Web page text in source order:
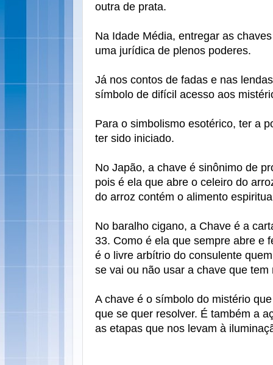
outra de prata.
Na Idade Média, entregar as
uma jurídica de plenos poderes.
Já nos contos de fadas e nas
símbolo de difícil acesso aos
Para o simbolismo esotérico, ter a
ter sido iniciado.
No Japão, a chave é sinônimo de
pois é ela que abre o celeiro do
do arroz contém o alimento
No baralho cigano, a Chave é a
33. Como é ela que sempre abre e
é o livre arbítrio do consulente
se vai ou não usar a chave que tem
A chave é o símbolo do mistério
que se quer resolver. É também a
as etapas que nos levam à